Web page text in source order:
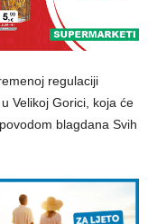
regulaciji
Velikoj Gorici, koja će
blagdana Svih